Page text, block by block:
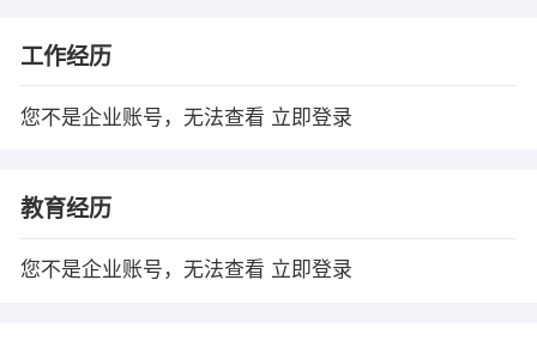
工作经历
您不是企业账号，无法查看 立即登录
教育经历
您不是企业账号，无法查看 立即登录